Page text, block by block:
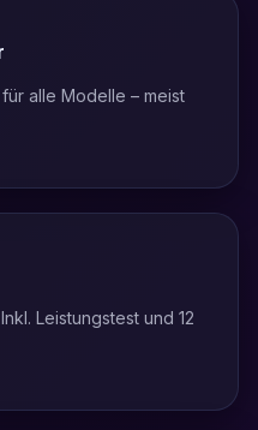
alle Modelle – meist
Leistungstest und 12